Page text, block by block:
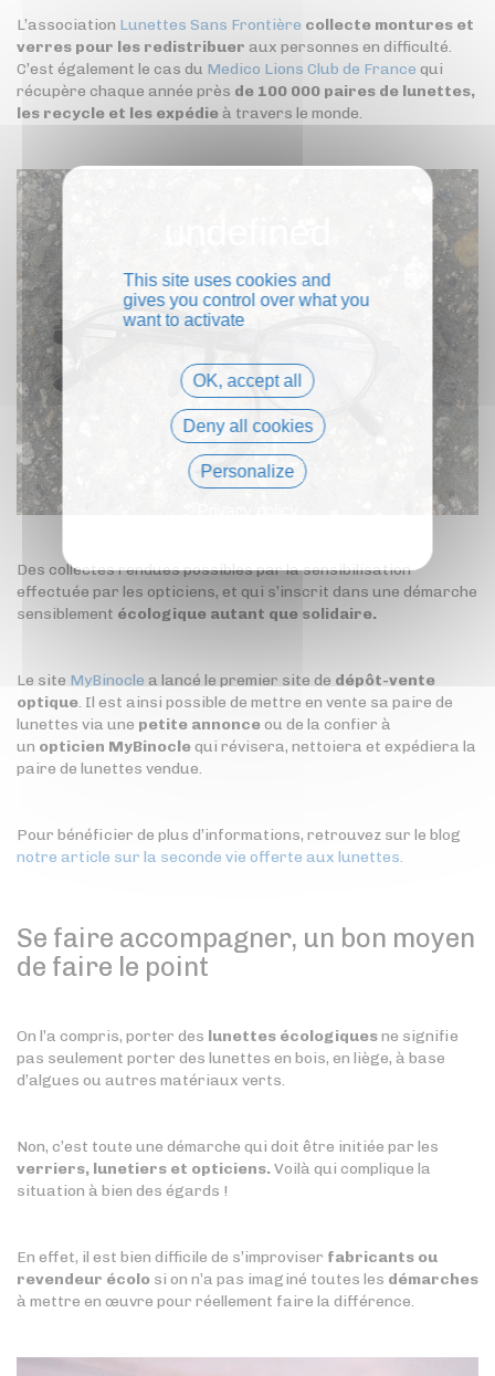
L’association Lunettes Sans Frontière collecte montures et
verres pour les redistribuer aux personnes en difficulté.
C’est également le cas du Medico Lions Club de France qui
récupère chaque année près de 100 000 paires de lunettes,
les recycle et les expédieà travers le monde.
Des collectes rendues possibles par la sensibilisation
effectuée par les opticiens, et qui s’inscrit dans une démarche
sensiblement écologique autant que solidaire.
Le site MyBinocle a lancé le premier site de dépôt-vente
optique. Il est ainsi possible de mettre en vente sa paire de
lunettes via une petite annonceou de la confier à
un opticien MyBinoclequi révisera, nettoiera et expédiera la
paire de lunettes vendue.
Pour bénéficier de plus d’informations, retrouvez sur le blog
notre article sur la seconde vie offerte aux lunettes.
Se faire accompagner, un bon moyen
de faire le point
On l’a compris, porter des lunettes écologiquesne signifie
pas seulement porter des lunettes en bois, en liège, à base
d’algues ou autres matériaux verts.
Non, c’est toute une démarche qui doit être initiée par les
verriers, lunetiers et opticiens.Voilà qui complique la
situation à bien des égards !
En effet, il est bien difficile de s’improviser fabricants ou
revendeur écolo si on n’a pas imaginé toutes les démarches
à mettre en œuvre pour réellement faire la différence.
This site uses cookies and
gives you control over what you
want to activate
OK, accept all
Deny all cookies
Personalize